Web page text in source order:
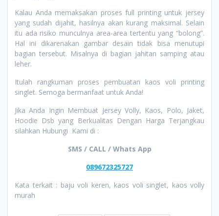
Kalau Anda memaksakan proses full printing untuk jersey
yang sudah dijahit, hasilnya akan kurang maksimal. Selain
itu ada risiko munculnya area-area tertentu yang “bolong”.
Hal ini dikarenakan gambar desain tidak bisa menutupi
bagian tersebut. Misalnya di bagian jahitan samping atau
leher.
Itulah rangkuman proses pembuatan kaos voli printing
singlet. Semoga bermanfaat untuk Anda!
Jika Anda Ingin Membuat Jersey Volly, Kaos, Polo, Jaket,
Hoodie Dsb yang Berkualitas Dengan Harga Terjangkau
silahkan Hubungi Kami di :
SMS / CALL / Whats App
089672325727
Kata terkait : baju voli keren, kaos voli singlet, kaos volly
murah